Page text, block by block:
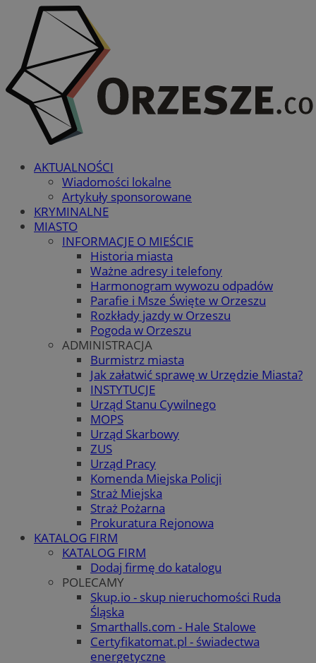
AKTUALNOŚCI
Wiadomości lokalne
Artykuły sponsorowane
KRYMINALNE
MIASTO
INFORMACJE O MIEŚCIE
Historia miasta
Ważne adresy i telefony
Harmonogram wywozu odpadów
Parafie i Msze Święte w Orzeszu
Rozkłady jazdy w Orzeszu
Pogoda w Orzeszu
ADMINISTRACJA
Burmistrz miasta
Jak załatwić sprawę w Urzędzie Miasta?
INSTYTUCJE
Urząd Stanu Cywilnego
MOPS
Urząd Skarbowy
ZUS
Urząd Pracy
Komenda Miejska Policji
Straż Miejska
Straż Pożarna
Prokuratura Rejonowa
KATALOG FIRM
KATALOG FIRM
Dodaj firmę do katalogu
POLECAMY
Skup.io - skup nieruchomości Ruda
Śląska
Smarthalls.com - Hale Stalowe
Certyfikatomat.pl - świadectwa
energetyczne